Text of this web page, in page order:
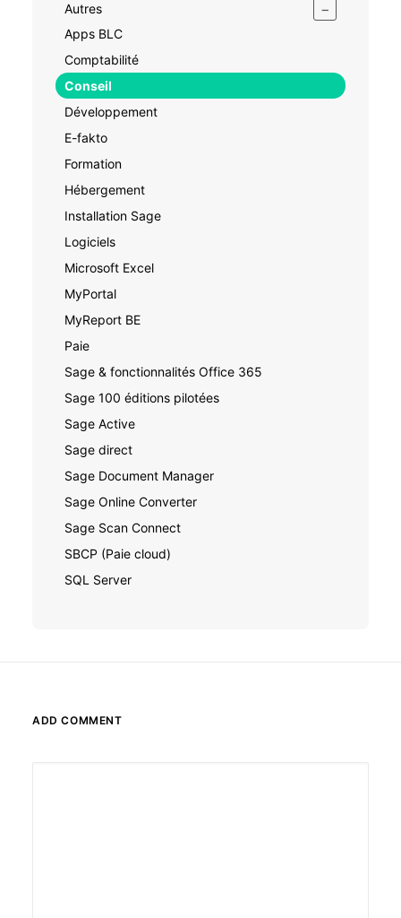
Autres −
Apps BLC
Comptabilité
Conseil
Développement
E-fakto
Formation
Hébergement
Installation Sage
Logiciels
Microsoft Excel
MyPortal
MyReport BE
Paie
Sage & fonctionnalités Office 365
Sage 100 éditions pilotées
Sage Active
Sage direct
Sage Document Manager
Sage Online Converter
Sage Scan Connect
SBCP (Paie cloud)
SQL Server
ADD COMMENT